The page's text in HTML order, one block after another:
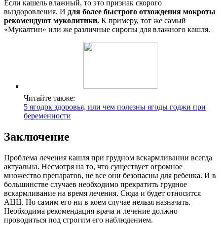
Если кашель влажный, то это признак скорого
выздоровления. И для более быстрого отхождения мокроты
рекомендуют муколитики. К примеру, тот же самый
«Мукалтин» или же различные сиропы для влажного кашля.
Читайте также:
5 ягодок здоровья, или чем полезны ягоды годжи при
беременности
Заключение
Проблема лечения кашля при грудном вскармливании всегда
актуальна. Несмотря на то, что существует огромное
множество препаратов, не все они безопасны для ребенка. И в
большинстве случаев необходимо прекратить грудное
вскармливание на время лечения. Сюда и будет относится
АЦЦ. Но самим его ни в коем случае нельзя назначать.
Необходима рекомендация врача и лечение должно
проводиться под строгим его наблюдением.